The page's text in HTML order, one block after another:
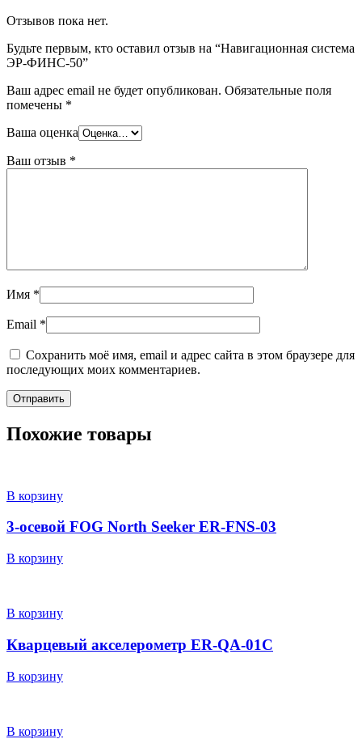
Отзывов пока нет.
Будьте первым, кто оставил отзыв на “Навигационная система
ЭР-ФИНС-50”
Ваш адрес email не будет опубликован. Обязательные поля
помечены *
Ваша оценка
Ваш отзыв *
Имя *
Email *
Сохранить моё имя, email и адрес сайта в этом браузере для
последующих моих комментариев.
Похожие товары
В корзину
3-осевой FOG North Seeker ER-FNS-03
В корзину
В корзину
Кварцевый акселерометр ER-QA-01C
В корзину
В корзину